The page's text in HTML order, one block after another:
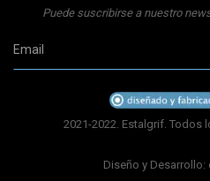
Puede suscribirse a nuestro
2021-2022. Estalgrif. Todos
Diseño y Desarrollo: